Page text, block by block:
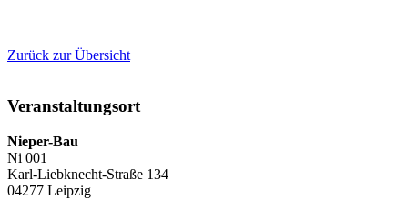
Zurück zur Übersicht
Veranstaltungsort
Nieper-Bau
Ni 001
Karl-Liebknecht-Straße 134
04277 Leipzig